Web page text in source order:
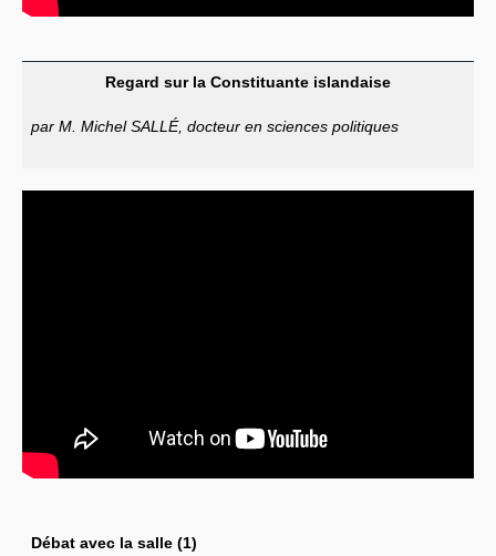
Regard sur la Constituante islandaise
par M. Michel SALLÉ, docteur en sciences politiques
Débat avec la salle (1)